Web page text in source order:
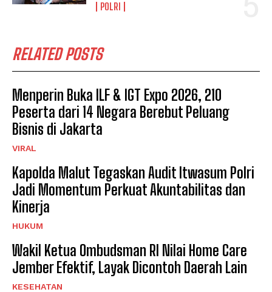
POLRI
RELATED POSTS
Menperin Buka ILF & IGT Expo 2026, 210
Peserta dari 14 Negara Berebut Peluang
Bisnis di Jakarta
VIRAL
Kapolda Malut Tegaskan Audit Itwasum Polri
Jadi Momentum Perkuat Akuntabilitas dan
Kinerja
HUKUM
Wakil Ketua Ombudsman RI Nilai Home Care
Jember Efektif, Layak Dicontoh Daerah Lain
KESEHATAN